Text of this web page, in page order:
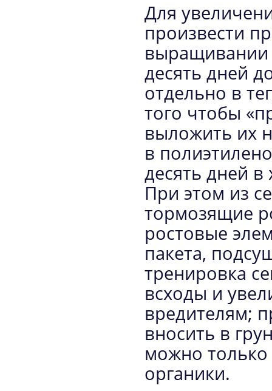
Для
произвести
выращивании
десять дней
отдельно в
того чтобы
выложить их
в
десять дней
При этом из
тормозящие
ростовые
пакета,
тренировка
всходы и
вредителям;
вносить в
можно
органики.